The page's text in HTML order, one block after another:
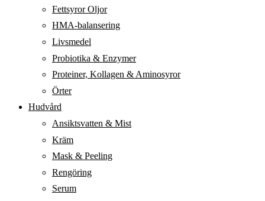
Fettsyror Oljor
HMA-balansering
Livsmedel
Probiotika & Enzymer
Proteiner, Kollagen & Aminosyror
Örter
Hudvård
Ansiktsvatten & Mist
Kräm
Mask & Peeling
Rengöring
Serum